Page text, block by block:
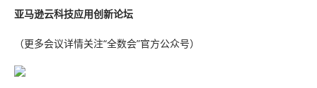
亚马逊云科技应用创新论坛
（更多会议详情关注“全数会”官方公众号）